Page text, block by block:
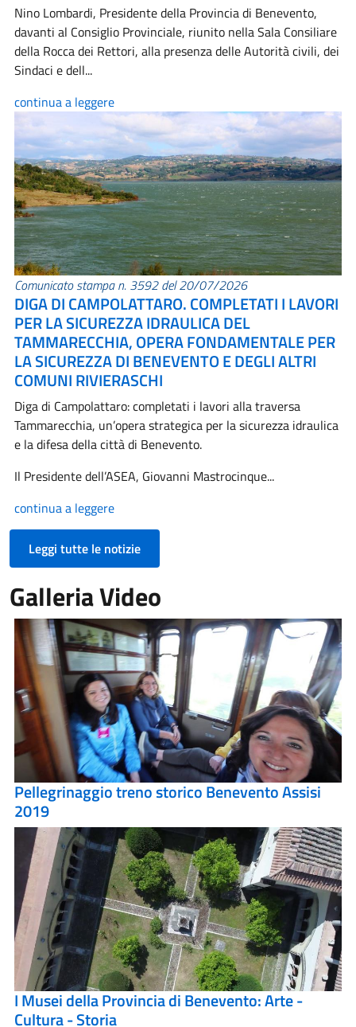
Nino Lombardi, Presidente della Provincia di Benevento,
davanti al Consiglio Provinciale, riunito nella Sala Consiliare
della Rocca dei Rettori, alla presenza delle Autorità civili, dei
Sindaci e dell...
continua a leggere
Comunicato stampa n. 3592 del 20/07/2026
DIGA DI CAMPOLATTARO. COMPLETATI I LAVORI
PER LA SICUREZZA IDRAULICA DEL
TAMMARECCHIA, OPERA FONDAMENTALE PER
LA SICUREZZA DI BENEVENTO E DEGLI ALTRI
COMUNI RIVIERASCHI
Diga di Campolattaro: completati i lavori alla traversa
Tammarecchia, un’opera strategica per la sicurezza idraulica
e la difesa della città di Benevento.
Il Presidente dell’ASEA, Giovanni Mastrocinque...
continua a leggere
Leggi tutte le notizie
Galleria Video
Pellegrinaggio treno storico Benevento Assisi
2019
I Musei della Provincia di Benevento: Arte -
Cultura - Storia